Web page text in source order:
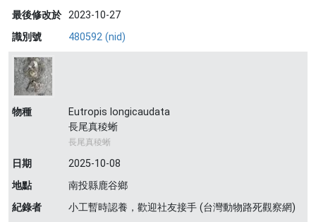
最後修改於 2023-10-27
識別號
480592 (nid)
物種
Eutropis longicaudata
長尾真稜蜥
長尾真稜蜥
日期
2025-10-08
地點
南投縣鹿谷鄉
紀錄者
小工暫時認養，歡迎社友接手 (台灣動物路死觀察網)